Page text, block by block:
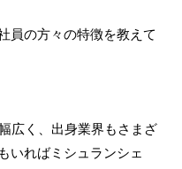
員の方々の特徴を教えて
広く、出身業界もさまざ
いればミシュランシェ